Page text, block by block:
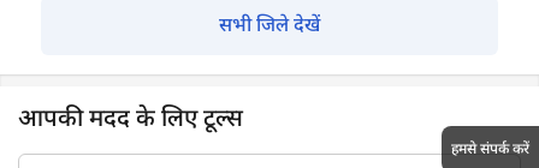
सभी जिले देखें
आपकी मदद के लिए टूल्स
हमसे संपर्क करें